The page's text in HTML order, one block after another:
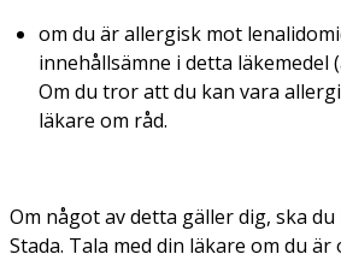
om du är allergisk mot
innehållsämne i detta läkemedel
Om du tror att du kan vara
läkare om råd.
Om något av detta gäller dig, ska
Stada. Tala med din läkare om du är